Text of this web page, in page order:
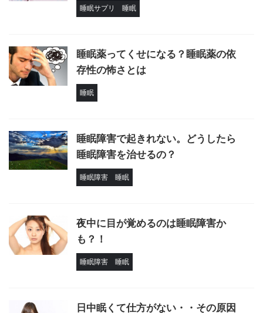
睡眠サプリ 睡眠
睡眠薬ってくせになる？睡眠薬の依
存性の怖さとは
睡眠
睡眠障害で起きれない。どうしたら
睡眠障害を治せるの？
睡眠障害 睡眠
夜中に目が覚めるのは睡眠障害か
も？！
睡眠障害 睡眠
日中眠くて仕方がない・・その原因